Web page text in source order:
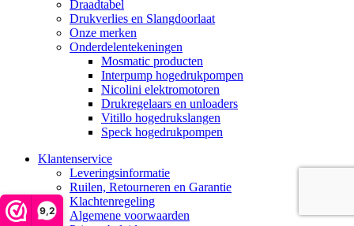
9,2
Draadtabel
Drukverlies en Slangdoorlaat
Onze merken
Onderdelentekeningen
Mosmatic producten
Interpump hogedrukpompen
Nicolini elektromotoren
Drukregelaars en unloaders
Vitillo hogedrukslangen
Speck hogedrukpompen
Klantenservice
Leveringsinformatie
Ruilen, Retourneren en Garantie
Klachtenregeling
Algemene voorwaarden